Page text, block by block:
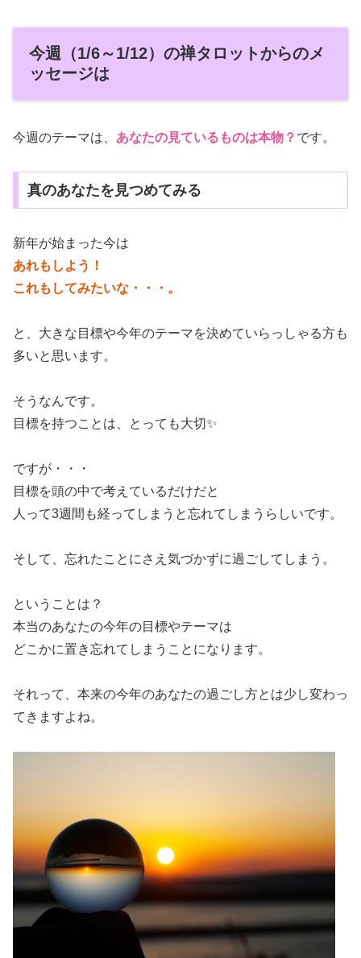
今週（1/6～1/12）の禅タロットからのメ
ッセージは
今週のテーマは、 あなたの見ているものは本物？ です。
真のあなたを見つめてみる
新年が始まった今は
あれもしよう！
これもしてみたいな・・・。
と、大きな目標や今年のテーマを決めていらっしゃる方も
多いと思います。
そうなんです。
目標を持つことは、とっても大切✨
ですが・・・
目標を頭の中で考えているだけだと
人って3週間も経ってしまうと忘れてしまうらしいです。
そして、忘れたことにさえ気づかずに過ごしてしまう。
ということは？
本当のあなたの今年の目標やテーマは
どこかに置き忘れてしまうことになります。
それって、本来の今年のあなたの過ごし方とは少し変わっ
てきますよね。